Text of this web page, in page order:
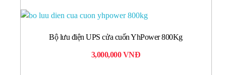
Bộ lưu điện UPS cửa cuốn YhPower 800Kg
3,000,000VNĐ